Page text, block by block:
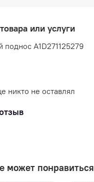
или услуги
поднос A1D271125279
никто не оставлял
может понравиться